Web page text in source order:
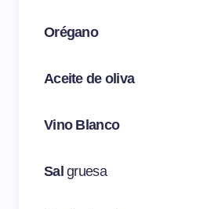
Orégano
Aceite de oliva
Vino Blanco
Salgruesa